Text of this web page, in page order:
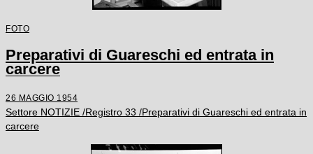
FOTO
Preparativi di Guareschi ed entrata in
carcere
26 MAGGIO 1954
Settore NOTIZIE /Registro 33 /Preparativi di Guareschi ed entrata in
carcere